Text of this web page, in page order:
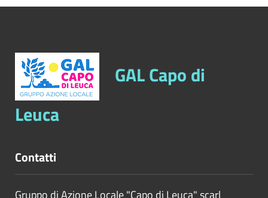
dell'amministrazione o delle attività
sociale, misura dell'eventuale
partecipazione dell'amministrazione,
durata dell'impegno, onere
negli organi di governo e trattamento
economico complessivo a ciascuno di
GAL Capo di
Leuca
Contatti
Gruppo di Azione Locale "Capo di Leuca" scarl